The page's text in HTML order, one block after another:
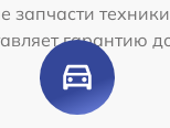
запчасти
гарантию